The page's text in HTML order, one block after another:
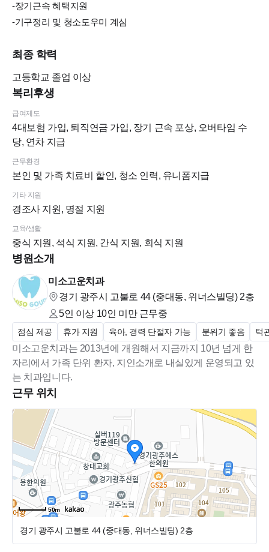
-장기근속 혜택지원
-기구정리 및 청소도우미 계심
최종 학력
고등학교 졸업 이상
복리후생
급여제도
4대보험 가입, 퇴직연금 가입, 장기 근속 포상, 오버타임 수
당, 연차 지급
근무환경
본인 및 가족 치료비 할인, 청소 인력, 유니폼지급
기타 지원
경조사 지원, 명절 지원
교육/생활
중식 지원, 석식 지원, 간식 지원, 회식 지원
병원소개
미소고운치과
경기 광주시 고불로 44 (중대동, 위너스빌딩) 2층
5인 이상 10인 미만근무중
점심 제공 휴가 지원 육아, 경력 단절자 가능 분위기 좋음 턱
미소고운치과는 2013년에 개원해서 지금까지 10년 넘게 한
자리에서 가족 단위 환자, 지인소개로 내실있게 운영되고 있
는 치과입니다.
근무 위치
50m
경기 광주시 고불로 44 (중대동, 위너스빌딩) 2층